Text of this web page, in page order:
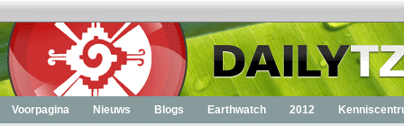
Voorpagina Nieuws Blogs Earthwatch 2012